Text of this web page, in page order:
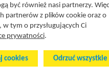
być również nasi partnerzy.
partnerów z plików cookie oraz o
tym o przysługujących Ci
prywatności.
cookies Odrzuć wszystkie